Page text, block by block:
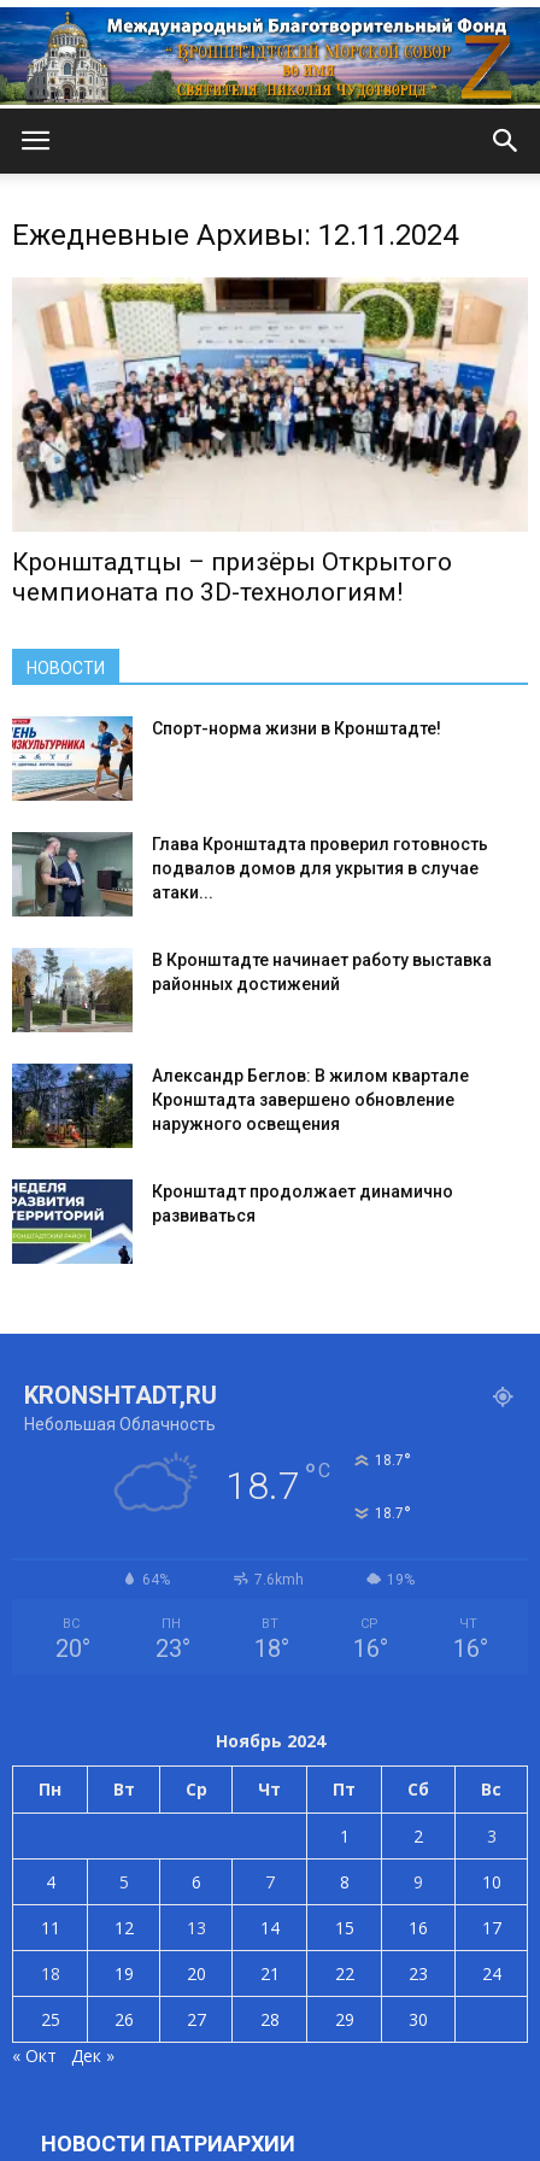
собор
Ежедневные Архивы: 12.11.2024
Кронштадтцы – призёры Открытого
чемпионата по 3D-технологиям!
НОВОСТИ
Спорт-норма жизни в Кронштадте!
Глава Кронштадта проверил готовность
подвалов домов для укрытия в случае
атаки...
В Кронштадте начинает работу выставка
районных достижений
Александр Беглов: В жилом квартале
Кронштадта завершено обновление
наружного освещения
Кронштадт продолжает динамично
развиваться
KRONSHTADT,RU
Небольшая Облачность
18.7 °C 18.7°
18.7°
64% 7.6kmh 19%
ВС
20°
ПН
23°
ВТ
18°
СР
16°
ЧТ
16°
Ноябрь 2024
Пн Вт Ср Чт Пт Сб Вс
1 2
3
4
5 6 7 8 9
10
11
12 13 14 15 16
17
18
19 20 21 22 23
24
25
26 27 28 29
30
« Окт
Дек »
НОВОСТИ ПАТРИАРХИИ